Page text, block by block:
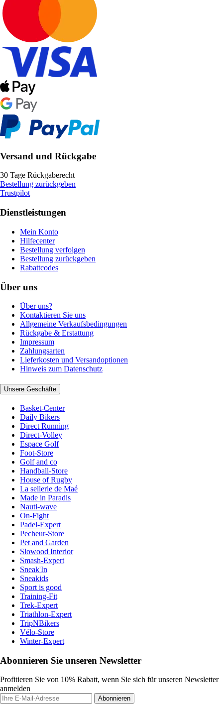
Versand und Rückgabe
30 Tage Rückgaberecht
Bestellung zurückgeben
Trustpilot
Dienstleistungen
Mein Konto
Hilfecenter
Bestellung verfolgen
Bestellung zurückgeben
Rabattcodes
Über uns
Über uns?
Kontaktieren Sie uns
Allgemeine Verkaufsbedingungen
Rückgabe & Erstattung
Impressum
Zahlungsarten
Lieferkosten und Versandoptionen
Hinweis zum Datenschutz
Unsere Geschäfte
Basket-Center
Daily Bikers
Direct Running
Direct-Volley
Espace Golf
Foot-Store
Golf and co
Handball-Store
House of Rugby
La sellerie de Maé
Made in Paradis
Nauti-wave
On-Fight
Padel-Expert
Pecheur-Store
Pet and Garden
Slowood Interior
Smash-Expert
Sneak'In
Sneakids
Sport is good
Training-Fit
Trek-Expert
Triathlon-Expert
TripNBikers
Vélo-Store
Winter-Expert
Abonnieren Sie unseren Newsletter
Profitieren Sie von 10% Rabatt, wenn Sie sich für unseren Newsletter
anmelden
Abonnieren